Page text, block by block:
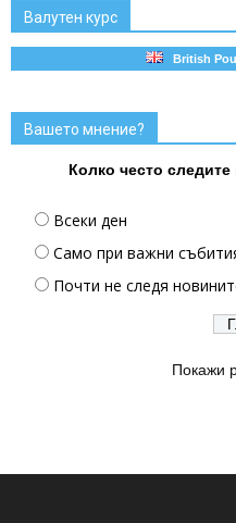
Валутен курс
British
Вашето мнение?
Колко често
Всеки ден
Само при важни
Почти не следя
Покажи